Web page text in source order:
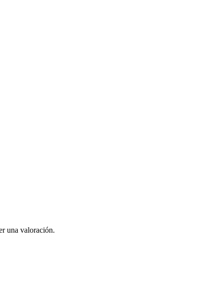
una valoración.